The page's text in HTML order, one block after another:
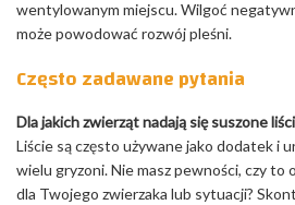
wentylowanym miejscu. Wilgoć
może powodować rozwój pleśni.
Często zadawane pytania
Dla jakich zwierząt nadają się suszone
Liście są często używane jako dodatek i
wielu gryzoni. Nie masz pewności, czy to
dla Twojego zwierzaka lub sytuacji?